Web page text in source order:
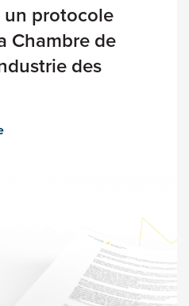
un protocole
Chambre de
des